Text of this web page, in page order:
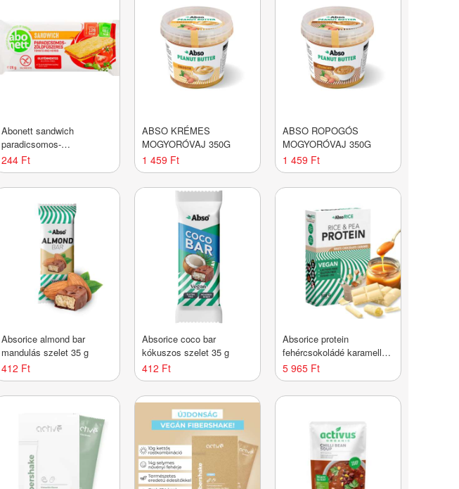
Abonett sandwich
paradicsomos-
zöldfűszeres gluténmentes
26 g
244 Ft
ABSO KRÉMES
MOGYORÓVAJ 350G
1 459 Ft
ABSO ROPOGÓS
MOGYORÓVAJ 350G
1 459 Ft
Absorice almond bar
mandulás szelet 35 g
412 Ft
Absorice coco bar
kókuszos szelet 35 g
412 Ft
Absorice protein
fehércsokoládé karamell
500 g
5 965 Ft